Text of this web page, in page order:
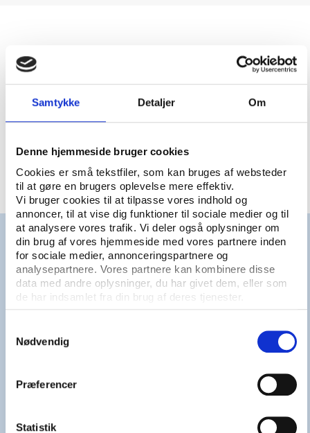
Samtykke Detaljer Om
Denne hjemmeside bruger cookies
Cookies er små tekstfiler, som kan bruges af websteder
til at gøre en brugers oplevelse mere effektiv.
Vi bruger cookies til at tilpasse vores indhold og
annoncer, til at vise dig funktioner til sociale medier og til
at analysere vores trafik. Vi deler også oplysninger om
din brug af vores hjemmeside med vores partnere inden
for sociale medier, annonceringspartnere og
analysepartnere. Vores partnere kan kombinere disse
data med andre oplysninger, du har givet dem, eller som
de har indsamlet fra din brug af deres tjenester.
Nødvendig
Præferencer
Statistik
Afspilning af video kræver accept af marketing
ændre dine præferencer
Det bedst arrangerede VM nogensinde?
Sådan lyder forsikringen fra Donald Trump, og han
får støtte af FIFA's præsident Infantino.
billetpriser og indrejserestriktioner, der blandt andet
har ført til, at somalieren Omar Artan, der ellers
afvist i Miami Lufthavn og måtte forlade landet.
eksperter holder vejret før VM'
(TV2 Sport, 7.